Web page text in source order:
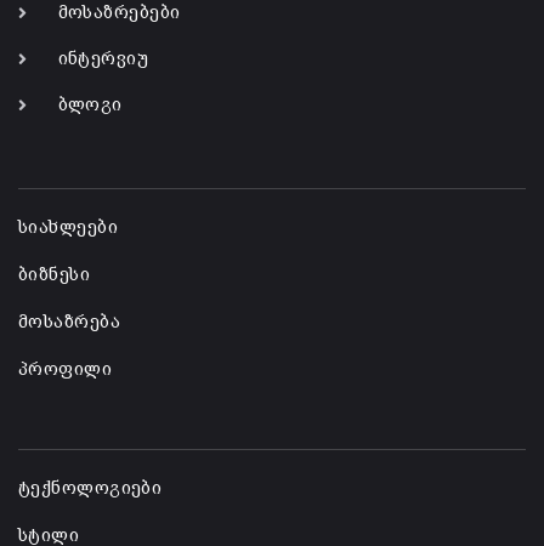
მოსაზრებები
ინტერვიუ
ბლოგი
სიახლეები
ბიზნესი
მოსაზრება
პროფილი
ტექნოლოგიები
სტილი